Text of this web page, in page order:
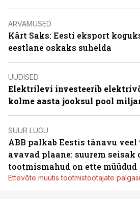
ARVAMUSED
Kärt Saks: Eesti eksport
eestlane oskaks suhelda
UUDISED
Elektrilevi investeerib
kolme aasta jooksul pool
SUUR LUGU
ABB palkab Eestis tänavu
avavad plaane: suurem seisak
tootmismahud on ette müüdud
Ettevõte muutis tootmistöötajate